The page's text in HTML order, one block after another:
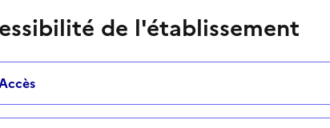
de l'établissement